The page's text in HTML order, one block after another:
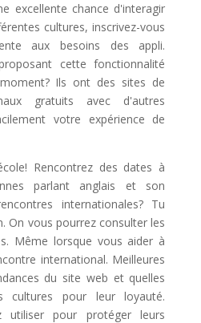
excellente chance d'interagir
cultures, inscrivez-vous
aux besoins des appli.
cette fonctionnalité
Ils ont des sites de
gratuits avec d'autres
votre expérience de
Rencontrez des dates à
parlant anglais et son
internationales? Tu
On vous pourrez consulter les
Même lorsque vous aider à
international. Meilleures
du site web et quelles
cultures pour leur loyauté.
utiliser pour protéger leurs